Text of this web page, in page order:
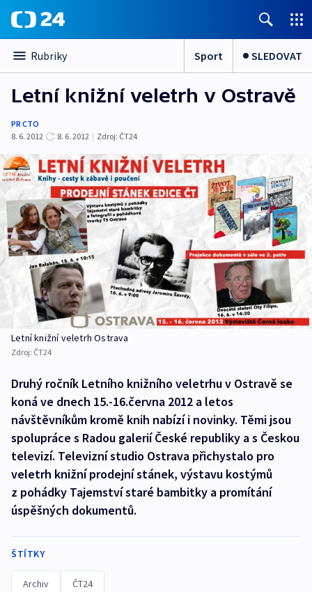
Rubriky Sport SLEDOVAT
Letní knižní veletrh v Ostravě
PR CTO
8. 6. 2012
8. 6. 2012 | Zdroj: ČT24
Letní knižní veletrh Ostrava
Zdroj: ČT24
Druhý ročník Letního knižního veletrhu v Ostravě se
koná ve dnech 15.-16.června 2012 a letos
návštěvníkům kromě knih nabízí i novinky. Těmi jsou
spolupráce s Radou galerií České republiky a s Českou
televizí. Televizní studio Ostrava přichystalo pro
veletrh knižní prodejní stánek, výstavu kostýmů
z pohádky Tajemství staré bambitky a promítání
úspěšných dokumentů.
ŠTÍTKY
Archiv ČT24